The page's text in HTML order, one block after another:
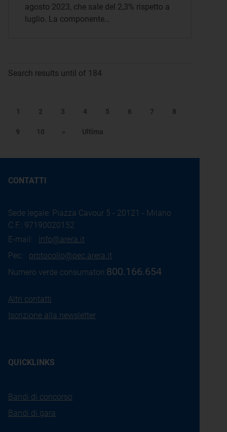
agosto 2023, che sale del 2,3% rispetto a
luglio. La componente…
Search results until of 184
1 2 3 4 5 6 7 8
9 10 » Ultima
CONTATTI
Sede legale: Piazza Cavour 5 - 20121 - Milano
C.F.: 97190020152
E-mail: info@arera.it
Pec: protocollo@pec.arera.it
Numero verde consumatori:800.166.654
Altri contatti
Iscrizione alla newsletter
QUICKLINKS
Bandi di concorso
Bandi di gara